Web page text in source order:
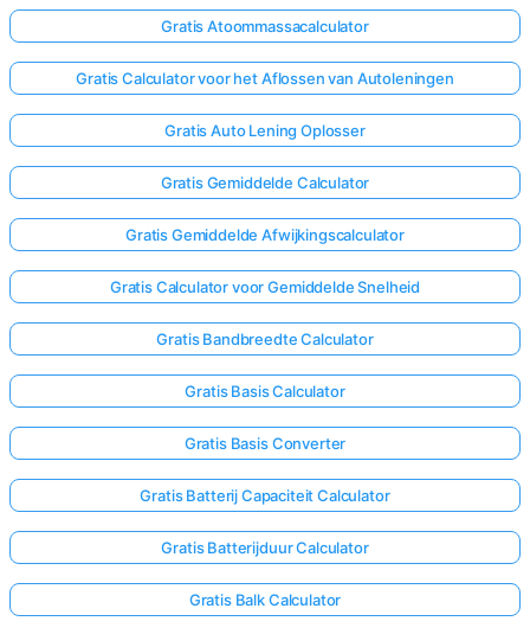
Gratis Atoommassacalculator
Gratis Calculator voor het Aflossen van Autoleningen
Gratis Auto Lening Oplosser
Gratis Gemiddelde Calculator
Gratis Gemiddelde Afwijkingscalculator
Gratis Calculator voor Gemiddelde Snelheid
Gratis Bandbreedte Calculator
Gratis Basis Calculator
Gratis Basis Converter
Gratis Batterij Capaciteit Calculator
Gratis Batterijduur Calculator
Gratis Balk Calculator